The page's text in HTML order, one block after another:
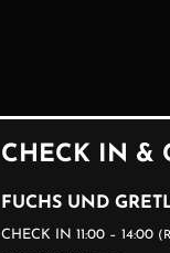
CHECK IN &
FUCHS UND
CHECK IN 11:00 – 14:00